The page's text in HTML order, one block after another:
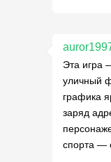
Эта игра
уличный
графика
заряд
спорта —